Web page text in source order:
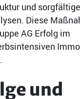
und sorgfältige
Diese
AG Erfolg im
und